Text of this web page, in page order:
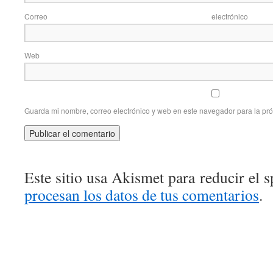
Correo
Web
Guarda mi nombre, correo electrónico y web en este navegador para la
Este sitio usa Akismet para reducir el
procesan los datos de tus comentarios.